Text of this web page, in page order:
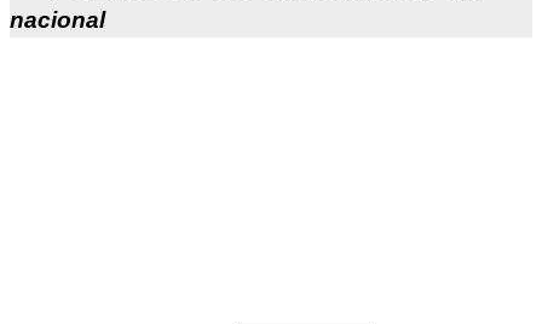
nacional